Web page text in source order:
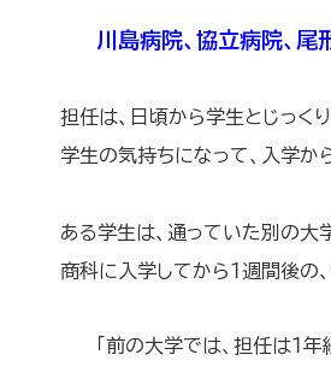
川島病院、協立病院、尾
担任は、日頃から学生とじっく
学生の気持ちになって、入学か
ある学生は、通っていた別の大
商科に入学してから１週間後の
「前の大学では、担任は１